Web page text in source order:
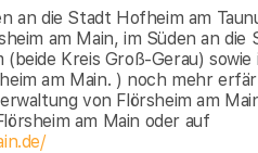
an die Stadt Hofheim am
am Main, im Süden an die
(beide Kreis Groß-Gerau) sowie
am Main. ) noch mehr
von Flörsheim am
am Main oder auf